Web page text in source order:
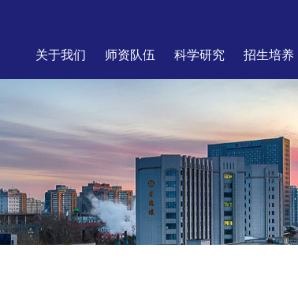
关于我们 师资队伍 科学研究 招生培养